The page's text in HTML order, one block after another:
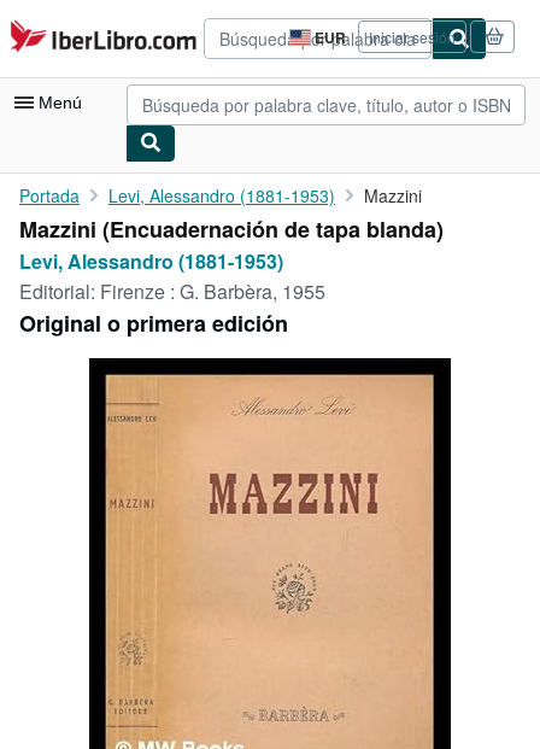
Pasar al contenido principal
IberLibro.com EUR
Preferencias
de
compra
del
Iniciar sesión
Menú
Mi cuenta
Consultar mis pedidos
Búsqueda avanzada
Colecciones
Libros antiguos
Arte y coleccionismo
CERRAR
Portada Levi, Alessandro (1881-1953) Mazzini
Mazzini (Encuadernación de tapa blanda)
Levi, Alessandro (1881-1953)
Editorial: Firenze : G. Barbèra, 1955
Original o primera edición